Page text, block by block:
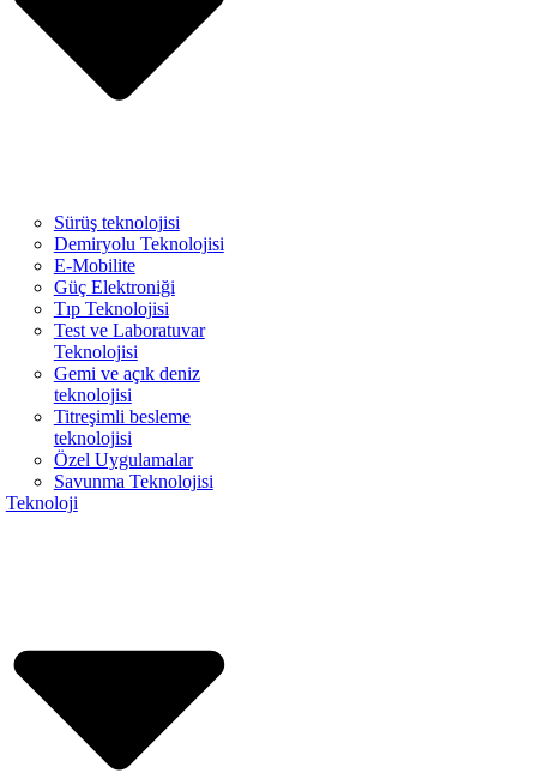
Sürüş teknolojisi
Demiryolu Teknolojisi
E-Mobilite
Güç Elektroniği
Tıp Teknolojisi
Test ve Laboratuvar
Teknolojisi
Gemi ve açık deniz
teknolojisi
Titreşimli besleme
teknolojisi
Özel Uygulamalar
Savunma Teknolojisi
Teknoloji